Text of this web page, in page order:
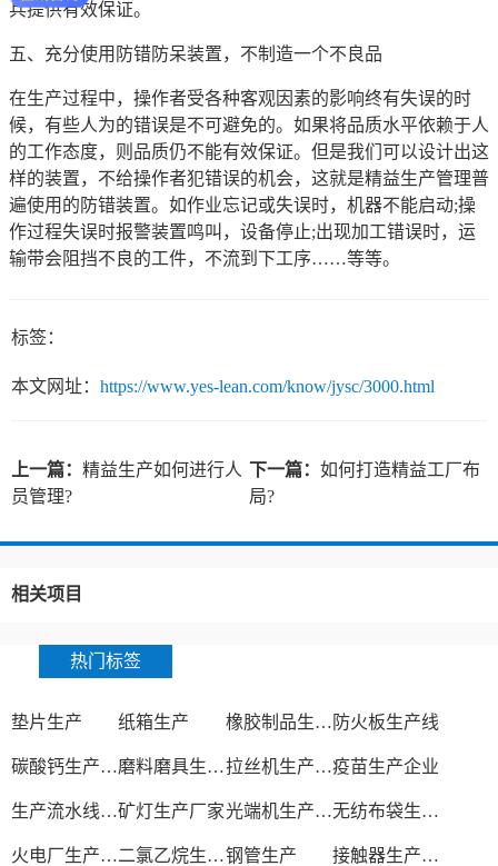
兵提供有效保证。
五、充分使用防错防呆装置，不制造一个不良品
在生产过程中，操作者受各种客观因素的影响终有失误的时
候，有些人为的错误是不可避免的。如果将品质水平依赖于人
的工作态度，则品质仍不能有效保证。但是我们可以设计出这
样的装置，不给操作者犯错误的机会，这就是精益生产管理普
遍使用的防错装置。如作业忘记或失误时，机器不能启动;操
作过程失误时报警装置鸣叫，设备停止;出现加工错误时，运
输带会阻挡不良的工件，不流到下工序……等等。
标签：
本文网址： https://www.yes-lean.com/know/jysc/3000.html
上一篇： 精益生产如何进行人
员管理?
下一篇： 如何打造精益工厂布
局?
相关项目
热门标签
垫片生产 纸箱生产 橡胶制品生产厂 防火板生产线
碳酸钙生产设备 磨料磨具生产厂家 拉丝机生产厂家疫苗生产企业
生产流水线设备矿灯生产厂家 光端机生产厂家 无纺布袋生产厂家
火电厂生产过程 二氯乙烷生产厂家钢管生产 接触器生产厂家